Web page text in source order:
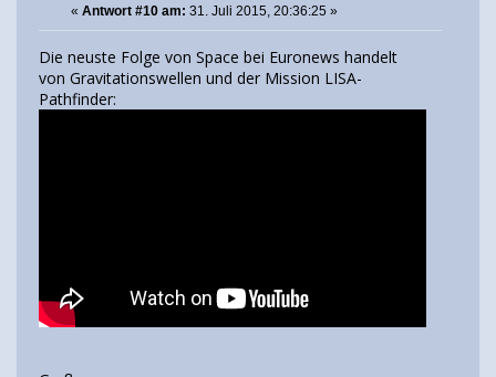
« Antwort #10 am: 31. Juli 2015, 20:36:25 »
Die neuste Folge von Space bei Euronews handelt
von Gravitationswellen und der Mission LISA-
Pathfinder: